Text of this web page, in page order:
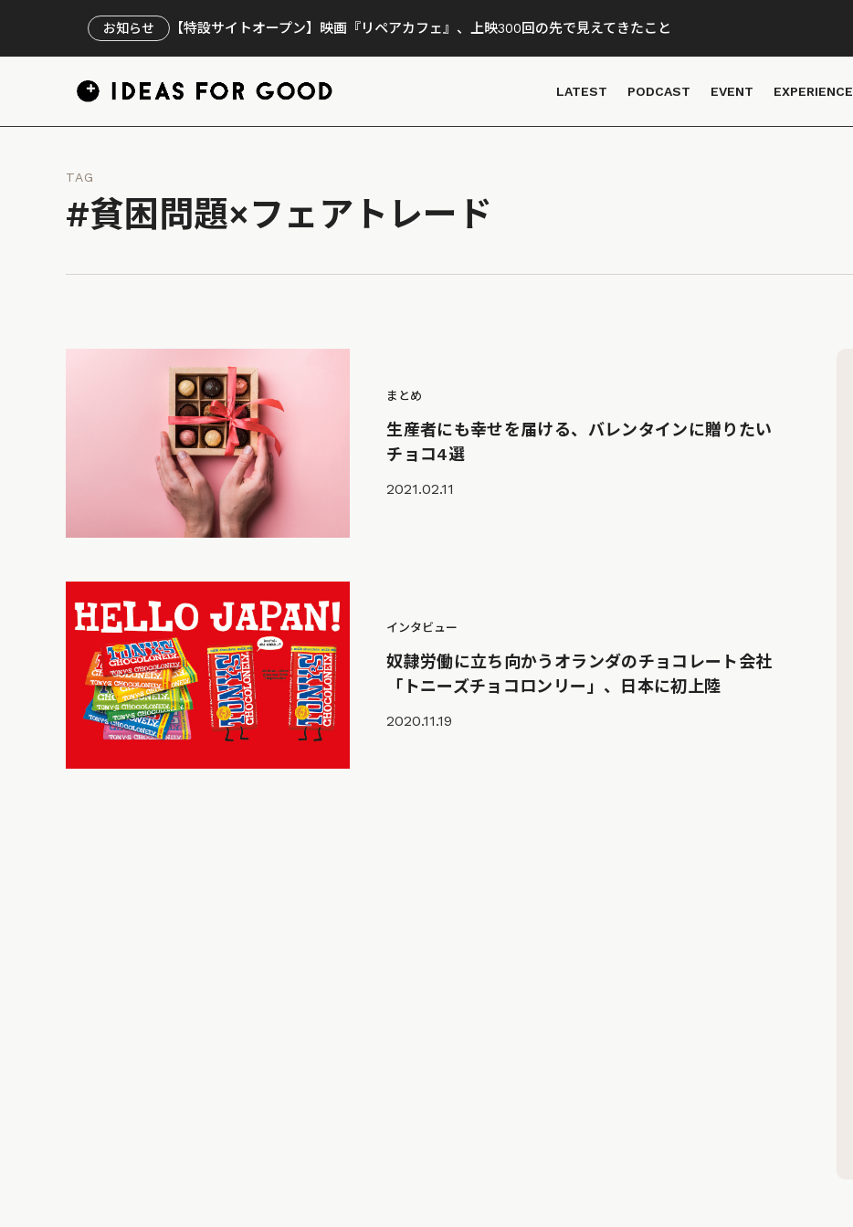
お知らせ 【特設サイトオープン】映画『リペアカフェ』、上映300回の先で見えてきたこと
LATEST PODCAST EVENT EXPERIENCE
TAG
#貧困問題×フェアトレード
まとめ
生産者にも幸せを届ける、バレンタインに贈りたい
チョコ4選
2021.02.11
インタビュー
奴隷労働に立ち向かうオランダのチョコレート会社
「トニーズチョコロンリー」、日本に初上陸
2020.11.19